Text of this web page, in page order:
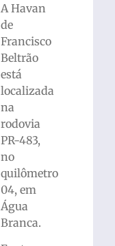
A Havan
de
Francisco
Beltrão
está
localizada
na
rodovia
PR-483,
no
quilômetro
04, em
Água
Branca.